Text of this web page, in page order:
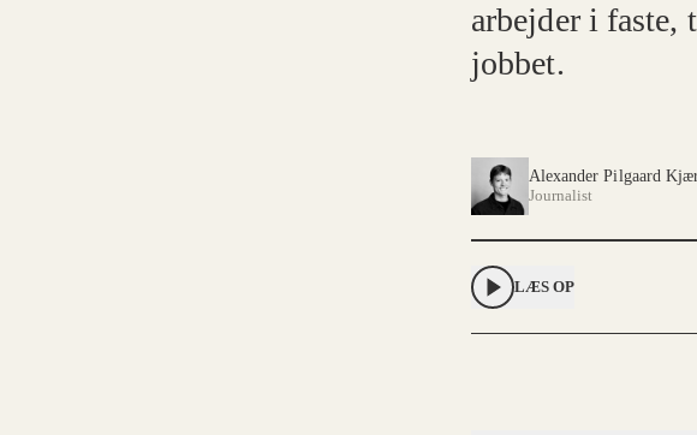
arbejder i faste,
jobbet.
Alexander Pilgaard
Journalist
LÆS OP